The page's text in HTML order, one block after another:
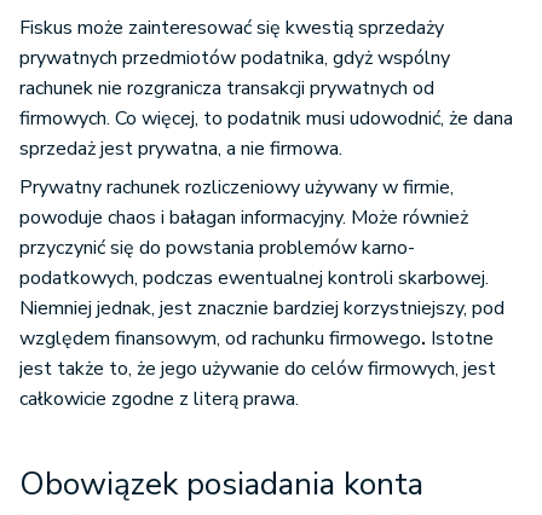
Fiskus może zainteresować się kwestią sprzedaży
prywatnych przedmiotów podatnika, gdyż wspólny
rachunek nie rozgranicza transakcji prywatnych od
firmowych. Co więcej, to podatnik musi udowodnić, że dana
sprzedaż jest prywatna, a nie firmowa.
Prywatny rachunek rozliczeniowy używany w firmie,
powoduje chaos i bałagan informacyjny. Może również
przyczynić się do powstania problemów karno-
podatkowych, podczas ewentualnej kontroli skarbowej.
Niemniej jednak, jest znacznie bardziej korzystniejszy, pod
względem finansowym, od rachunku firmowego. Istotne
jest także to, że jego używanie do celów firmowych, jest
całkowicie zgodne z literą prawa.
Obowiązek posiadania konta